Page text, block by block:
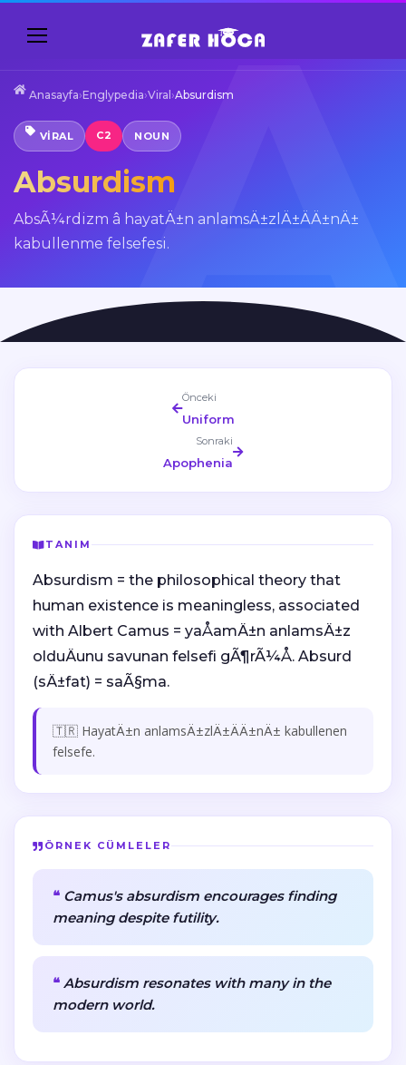
Anasayfa›Englypedia›Viral ›Absurdism
VIRAL C2 NOUN
Absurdism
AbsÃ¼rdizm â hayatÄ±n anlamsÄ±zlÄ±ÄÄ±nÄ±
kabullenme felsefesi.
Önceki
Uniform
Sonraki
Apophenia
TANIM
Absurdism = the philosophical theory that
human existence is meaningless, associated
with Albert Camus = yaÅamÄ±n anlamsÄ±z
olduÄunu savunan felsefi gÃ¶rÃ¼Å. Absurd
(sÄ±fat) = saÃ§ma.
🇹🇷 HayatÄ±n anlamsÄ±zlÄ±ÄÄ±nÄ± kabullenen
felsefe.
ÖRNEK CÜMLELER
Camus's absurdism encourages finding
meaning despite futility.
Absurdism resonates with many in the
modern world.